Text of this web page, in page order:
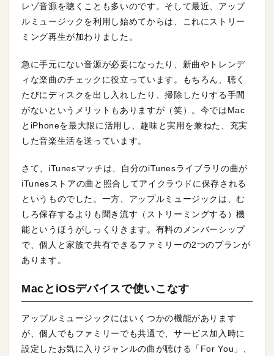
レゾ音源を聴くことも多いのです。そして最近、アップ
ルミュージックを利用し始めてからは、これにストリー
ミング再生が加わりました。
急に手元にない音源が必要になったり、新曲やトレンデ
ィな楽曲のチェックに役立っています。もちろん、聴く
たびにディスクを出し入れしたり、掃除したりする手間
がないというメリットもありますが（笑）。今ではMac
とiPhoneを最大限に活用し、趣味と実用を兼ねた、充実
した音楽生活を送っています。
さて、iTunesマッチは、自分のiTunesライブラリの曲が
iTunesストアの曲と照合してアイクラウドに保存される
というものでした。一方、アップルミュージックは、む
しろ保存するよりも聞き流す（ストリーミングする）機
能というほうがしっくりきます。有料のメンバーシップ
で、個人と家族で共有できるファミリーの2つのプランが
あります。
MacとiOSデバイスで使いこなす
アップルミュージックにはいくつかの機能があります
が、個人でもファミリーでも共通で、サービス加入時に
設定したお気に入りジャンルの曲が聴ける「For You」、